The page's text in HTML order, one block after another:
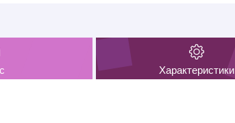
Характеристики